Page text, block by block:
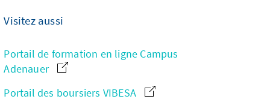
Visitez aussi
Portail de formation en ligne Campus
Adenauer
Portail des boursiers VIBESA